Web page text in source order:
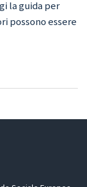
la guida per
possono essere